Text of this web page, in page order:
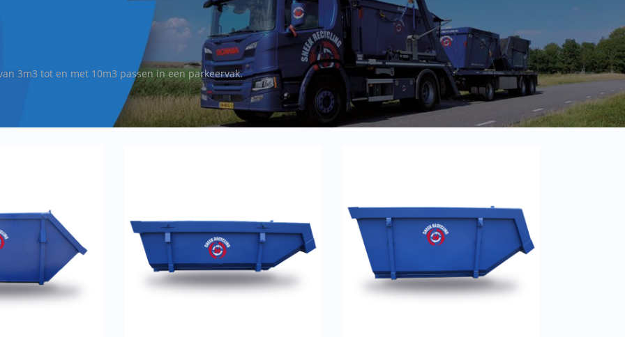
en moet je gemakkelijk van je oude tuinhout af? Huur dan een container voor tuinhout afval
3m3 tot en met 10m3 passen in een parkeervak.
Toon 36